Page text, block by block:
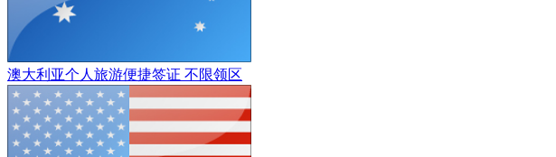
澳大利亚个人旅游便捷签证 不限领区